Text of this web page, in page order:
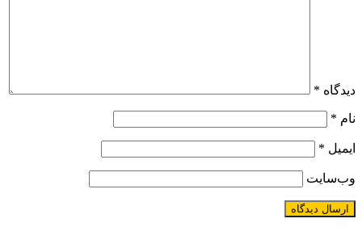
دیدگاه *
نام *
ایمیل *
وب‌سایت